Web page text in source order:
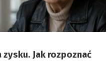
Jak rozpoznać